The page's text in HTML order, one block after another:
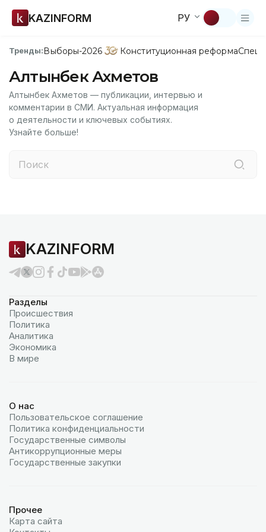
KAZINFORM РУ
Тренды:Выборы-2026 Конституционная реформа
Алтынбек Ахметов
Алтынбек Ахметов — публикации, интервью и
комментарии в СМИ. Актуальная информация
о деятельности и ключевых событиях.
Узнайте больше!
KAZINFORM
Разделы
Происшествия
Политика
Аналитика
Экономика
В мире
О нас
Пользовательское соглашение
Политика конфиденциальности
Государственные символы
Антикоррупционные меры
Государственные закупки
Прочее
Карта сайта